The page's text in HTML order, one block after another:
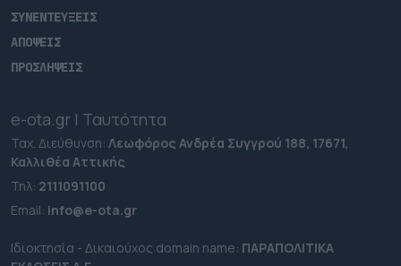
ΣΥΝΕΝΤΕΥΞΕΙΣ
ΑΠΟΨΕΙΣ
ΠΡΟΣΛΗΨΕΙΣ
e-ota.gr | Ταυτότητα
Ταχ. Διεύθυνση: Λεωφόρος Ανδρέα Συγγρού 188, 17671,
Καλλιθέα Αττικής
Τηλ: 2111091100
Εmail: info@e-ota.gr
Ιδιοκτησία - Δικαιούχος domain name: ΠΑΡΑΠΟΛΙΤΙΚΑ